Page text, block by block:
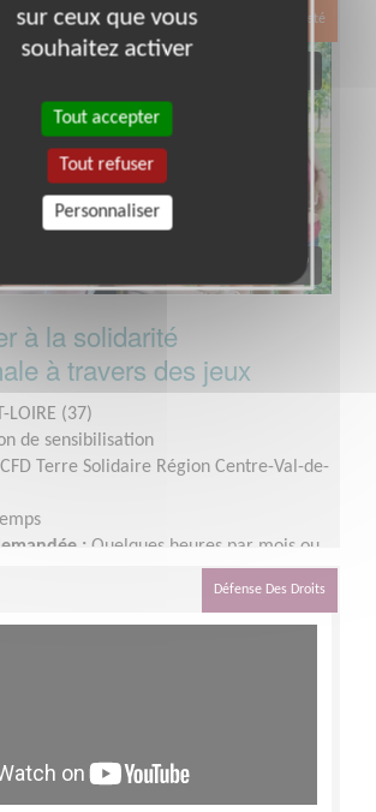
Exclusion & Pauvreté
à la solidarité
à travers des jeux
LOIRE (37)
de sensibilisation
Terre Solidaire Région Centre-Val-de-
: Quelques heures par mois ou
Défense Des Droits
sur ceux que vous
souhaitez activer
Tout accepter
Tout refuser
Personnaliser